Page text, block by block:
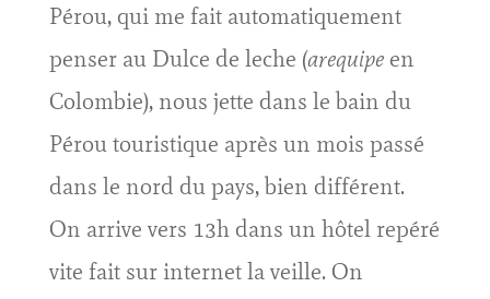
Pérou, qui me fait automatiquement
penser au Dulce de leche (arequipeen
Colombie), nous jette dans le bain du
Pérou touristique après un mois passé
dans le nord du pays, bien différent.
On arrive vers 13h dans un hôtel repéré
vite fait sur internet la veille. On